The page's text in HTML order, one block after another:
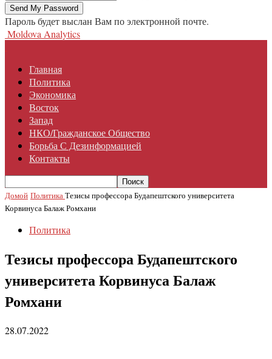
Пароль будет выслан Вам по электронной почте.
Moldova Analytics
Главная
Политика
Экономика
Восток
Запад
НКО/гражданское Общество
Борьба С Дезинформацией
Контакты
Домой ПолитикаТезисы профессора Будапештского университета
Корвинуса Балаж Ромхани
Политика
Тезисы профессора Будапештского
университета Корвинуса Балаж
Ромхани
28.07.2022